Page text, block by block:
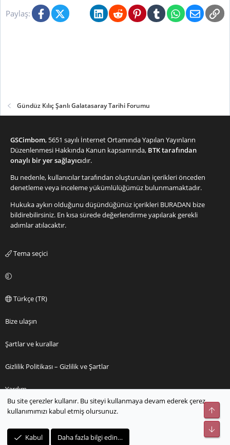
Paylaş: FacebookX (Twitter)BlueskyLinkedInRedditPinterestTumblrWhatsApp
E-posta
Gündüz Kılıç Şanlı Galatasaray Tarihi Forumu
GSCimbom, 5651 sayılı İnternet Ortamında Yapılan Yayınların
Düzenlenmesi Hakkında Kanun kapsamında, BTK tarafından
onaylı bir yer sağlayıcıdır.
Bu nedenle, kullanıcılar tarafından oluşturulan içerikleri önceden
denetleme veya inceleme yükümlülüğümüz bulunmamaktadır.
Hukuka aykırı olduğunu düşündüğünüz içerikleri BURADAN bize
bildirebilirsiniz. En kısa sürede değerlendirme yapılarak gerekli
adımlar atılacaktır.
Tema seçici
Türkçe (TR)
Bize ulaşın
Şartlar ve kurallar
Gizlilik Politikası – Gizlilik ve Şartlar
Yardım
Ana sayfa
S
Bu site çerezler kullanır. Bu siteyi kullanmaya devam ederek çerez
kullanımımızı kabul etmiş olursunuz.
Kabul Daha fazla bilgi edin…